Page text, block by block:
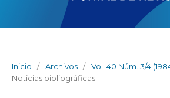
Inicio / Archivos / Vol. 40 Núm. 3/4
Noticias bibliográficas